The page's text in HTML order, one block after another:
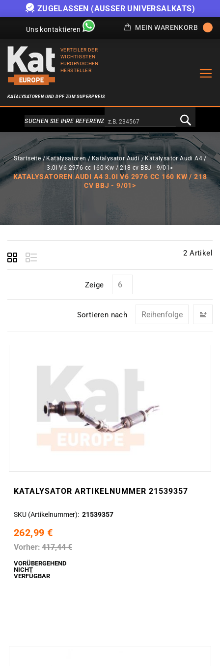
ZUGELASSEN (AUSSER UNIVERSALKATS)
Uns kontaktieren MEIN WARENKORB
VERTEILER DER
WICHTIGSTEN
EUROPÄISCHEN
HERSTELLER
KATALYSATOREN UND DPF ZUM SUPERPREIS
Alternativa a Doofinder
SUCHEN SIE IHRE REFERENZ
Startseite Katalysatoren Katalysator Audi
Katalysator Audi A4
3.0i V6 2976 cc 160 Kw / 218 cv BBJ - 9/01>
KATALYSATOREN AUDI A4 3.0I V6 2976 CC 160 KW / 218
CV BBJ - 9/01>
2 Artikel
Zeige
Sortieren nach
KATALYSATOR ARTIKELNUMMER 21539357
SKU (Artikelnummer) 21539357
262,99 €
Vorher: 417,44 €
VORÜBERGEHEND
NICHT
VERFÜGBAR